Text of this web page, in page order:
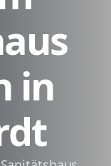
in